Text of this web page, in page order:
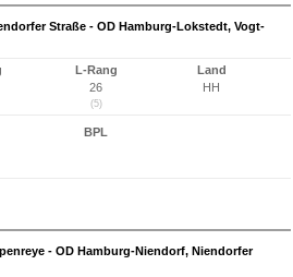
Straße - OD Hamburg-Lokstedt, Vogt-
L-Rang
26
(5)
Land
HH
BPL
- OD Hamburg-Niendorf, Niendorfer